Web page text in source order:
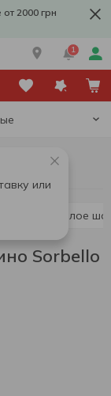
2000 грн
1
или
Белое
Sorbello